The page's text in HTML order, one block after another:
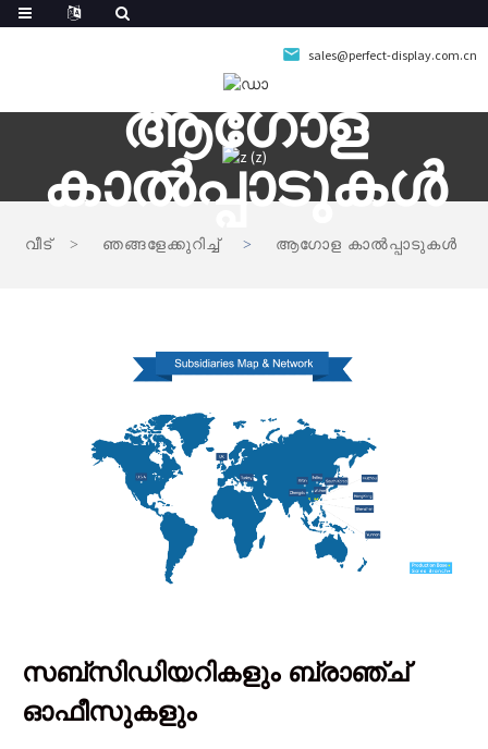
sales@perfect-display.com.cn
ആഗോള
കാൽപ്പാടുകൾ
വീട് ഞങ്ങളേക്കുറിച്ച് ആഗോള കാൽപ്പാടുകൾ
സബ്സിഡിയറികളും ബ്രാഞ്ച്
ഓഫീസുകളും